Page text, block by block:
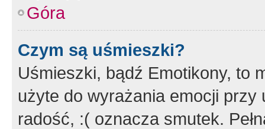
Góra
Czym są uśmieszki?
Uśmieszki, bądź Emotikony, to
użyte do wyrażania emocji
radość, :( oznacza smutek.